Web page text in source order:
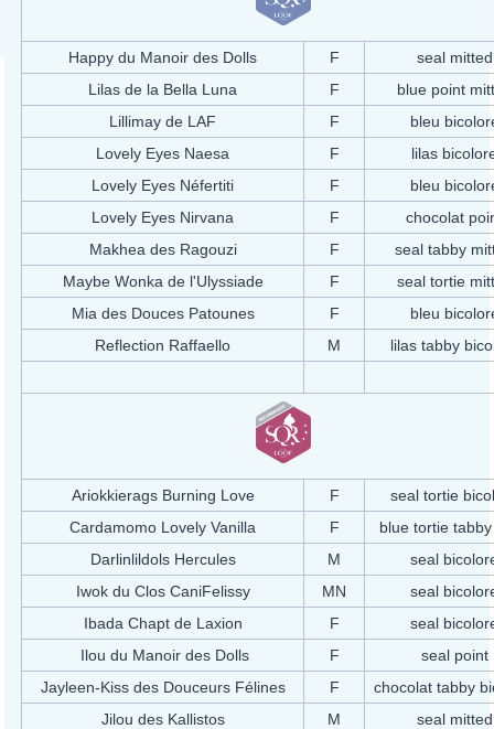
Happy du Manoir des Dolls F
seal mitted
Lilas de la Bella Luna
F
blue point
Lillimay de LAF
F
bleu
Lovely Eyes Naesa
F
lilas
Lovely Eyes Néfertiti
F
bleu
Lovely Eyes Nirvana
F
chocolat
Makhea des Ragouzi
F
seal tabby
Maybe Wonka de l'Ulyssiade
F
seal tortie
Mia des Douces Patounes
F
bleu
Reflection Raffaello
M lilas tabby
Ariokkierags Burning Love F
seal tortie
Cardamomo Lovely Vanilla
F
blue tortie
Darlinlildols Hercules
M
seal
Iwok du Clos CaniFelissy
MN
seal
Ibada Chapt de Laxion
F
seal
Ilou du Manoir des Dolls
F
seal point
Jayleen-Kiss des Douceurs Félines
F
chocolat tabby
Jilou des Kallistos
M
seal mitted